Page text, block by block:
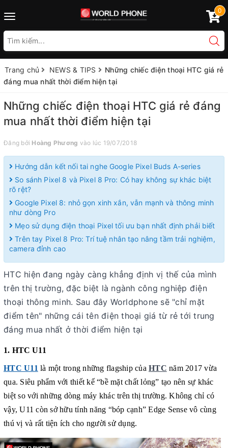
Toggle
0
Trang chủ NEWS & TIPS
Những chiếc điện thoại HTC giá rẻ
đáng mua nhất thời điểm hiện tại
Những chiếc điện thoại HTC giá rẻ đáng
mua nhất thời điểm hiện tại
Đăng bởi Hoàng Phương vào lúc 19/07/2018
Hướng dẫn kết nối tai nghe Google Pixel Buds A-series
So sánh Pixel 8 và Pixel 8 Pro: Có hay không sự khác biệt
rõ rệt?
Google Pixel 8: nhỏ gọn xinh xắn, vẫn mạnh và thông minh
như dòng Pro
Mẹo sử dụng điện thoại Pixel tối ưu bạn nhất định phải biết
Trên tay Pixel 8 Pro: Trí tuệ nhân tạo nâng tầm trải nghiệm,
camera đỉnh cao
HTC hiện đang ngày càng khẳng định vị thế của mình
trên thị trường, đặc biệt là ngành công nghiệp điện
thoại thông minh. Sau đây Worldphone sẽ "chỉ mặt
điểm tên" những cái tên điện thoại giá từ rẻ tới trung
đáng mua nhất ở thời điểm hiện tại
1. HTC U11
HTC U11 là một trong những flagship của HTC năm 2017 vừa
qua. Siêu phẩm với thiết kế “bề mặt chất lỏng” tạo nên sự khác
biệt so với những dòng máy khác trên thị trường. Không chỉ có
vậy, U11 còn sở hữu tính năng “bóp cạnh” Edge Sense vô cùng
thú vị và rất tiện ích cho người sử dụng.